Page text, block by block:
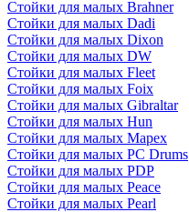
Стойки для малых Brahner
Стойки для малых Dadi
Стойки для малых Dixon
Стойки для малых DW
Стойки для малых Fleet
Стойки для малых Foix
Стойки для малых Gibraltar
Стойки для малых Hun
Стойки для малых Mapex
Стойки для малых PC Drums
Стойки для малых PDP
Стойки для малых Peace
Стойки для малых Pearl